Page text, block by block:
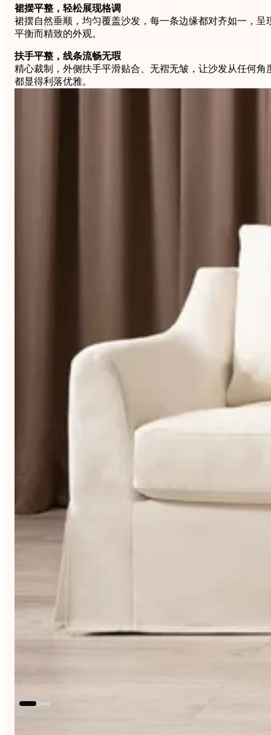
裙摆平整，轻松展现格调
裙摆自然垂顺，均匀覆盖沙发，每一条边缘都对齐如一，呈
平衡而精致的外观。
扶手平整，线条流畅无瑕
精心裁制，外侧扶手平滑贴合、无褶无皱，让沙发从任何角
都显得利落优雅。